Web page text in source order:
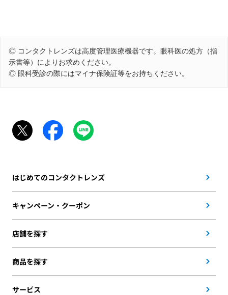
◎ コンタクトレンズは高度管理医療機器です。眼科医の処方（指
示書等）によりお求めください。
◎ 眼科受診の際にはマイナ保険証等をお持ちください。
はじめてのコンタクトレンズ
キャンペーン・クーポン
店舗を探す
商品を探す
サービス